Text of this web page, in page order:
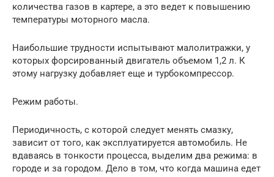
количества газов в картере, а это ведет к повышению
температуры моторного масла.
Наибольшие трудности испытывают малолитражки, у
которых форсированный двигатель объемом 1,2 л. К
этому нагрузку добавляет еще и турбокомпрессор.
Режим работы.
Периодичность, с которой следует менять смазку,
зависит от того, как эксплуатируется автомобиль. Не
вдаваясь в тонкости процесса, выделим два режима: в
городе и за городом. Дело в том, что когда машина едет